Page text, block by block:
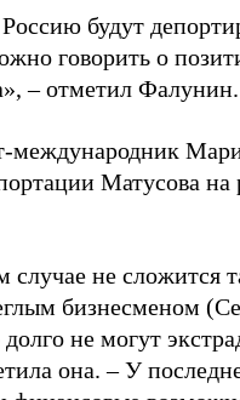
будут
говорить о
– отметил Фалунин.
международник
Матусова на
не сложится
бизнесменом
не могут
она. – У